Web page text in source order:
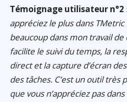
Témoignage utilisateur n°2 :
appréciez le plus dans TMetric
beaucoup dans mon travail
facilite le suivi du temps, la
direct et la capture d’écran
des tâches. C’est un outil très
que vous n’appréciez pas